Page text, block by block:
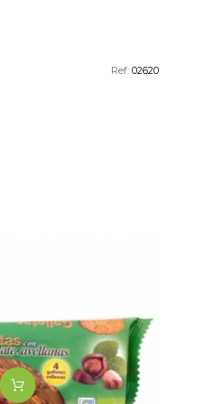
Ref:02620